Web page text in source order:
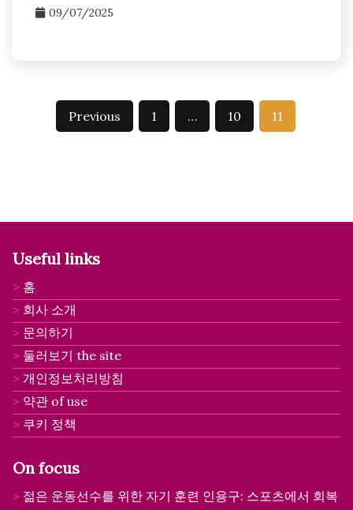
09/07/2025
Previous 1 … 10 11
Useful links
홈
회사 소개
문의하기
둘러보기 the site
개인정보처리방침
약관 of use
쿠키 정책
On focus
젊은 운동선수를 위한 자기 훈련 인용구: 스포츠에서 회복